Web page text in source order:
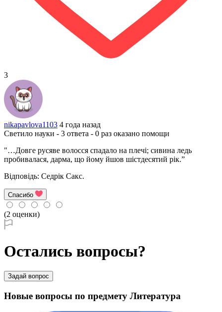
3
nikapavlova1103 4 года назад
Светило науки - 3 ответа - 0 раз оказано помощи
"…Довге русяве волосся спадало на плечі; сивина ледь
пробивалася, дарма, що йому йшов шістдесятий рік.”
Відповідь: Седрік Сакс.
Спасибо
(2 оценки)
Остались вопросы?
Задай вопрос
Новые вопросы по предмету Литература